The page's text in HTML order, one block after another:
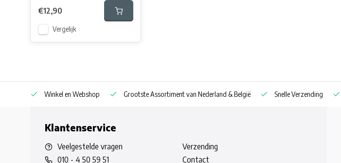
€12,90
Vergelijk
Winkel en Webshop Grootste Assortiment van Nederland & België Snelle Verzending
Klantenservice
Veelgestelde vragen
010 - 4 50 59 51
Verzending
Contact